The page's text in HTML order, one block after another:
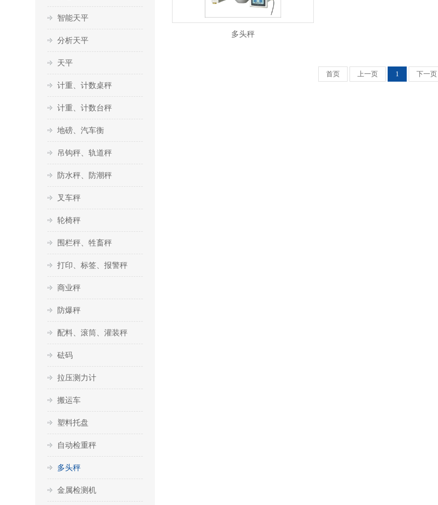
智能天平
分析天平
天平
计重、计数桌秤
计重、计数台秤
地磅、汽车衡
吊钩秤、轨道秤
防水秤、防潮秤
叉车秤
轮椅秤
围栏秤、牲畜秤
打印、标签、报警秤
商业秤
防爆秤
配料、滚筒、灌装秤
砝码
拉压测力计
搬运车
塑料托盘
自动检重秤
多头秤
金属检测机
多头秤
首页 上一页 1 下一页